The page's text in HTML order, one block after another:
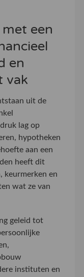
een
en
vak
uit de
lag op
hypotheken
aan een
heeft dit
keurmerken en
wat ze van
geleid tot
instituten en